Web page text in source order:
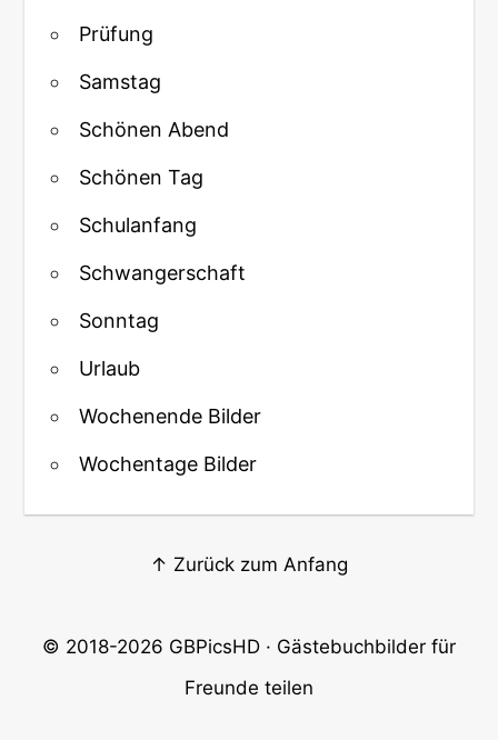
Prüfung
Samstag
Schönen Abend
Schönen Tag
Schulanfang
Schwangerschaft
Sonntag
Urlaub
Wochenende Bilder
Wochentage Bilder
↑ Zurück zum Anfang
© 2018-2026 GBPicsHD · Gästebuchbilder für
Freunde teilen